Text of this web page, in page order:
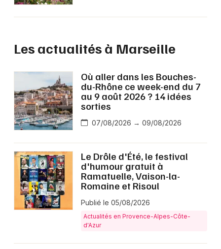
Les actualités à Marseille
Où aller dans les Bouches-
du-Rhône ce week-end du 7
au 9 août 2026 ? 14 idées
sorties
07/08/2026 → 09/08/2026
Le Drôle d'Été, le festival
d'humour gratuit à
Ramatuelle, Vaison-la-
Romaine et Risoul
Publié le 05/08/2026
Actualités en Provence-Alpes-Côte-
d'Azur